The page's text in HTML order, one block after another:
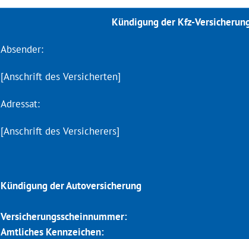
Kündigung der Kfz-
Absender:
[Anschrift des Versicherten]
Adressat:
[Anschrift des Versicherers]
Ort,
Kündigung der Autoversicherung
Versicherungsscheinnummer:
Amtliches Kennzeichen: